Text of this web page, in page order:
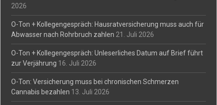
2026
O-Ton + Kollegengespräch: Hausratversicherung muss auch für
Abwasser nach Rohrbruch zahlen 21. Juli 2026
O-Ton + Kollegengespräch: Unleserliches Datum auf Brief führt
zur Verjährung 16. Juli 2026
O-Ton: Versicherung muss bei chronischen Schmerzen
Cannabis bezahlen 13. Juli 2026